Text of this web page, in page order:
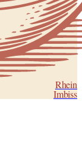
Rhein
Imbiss